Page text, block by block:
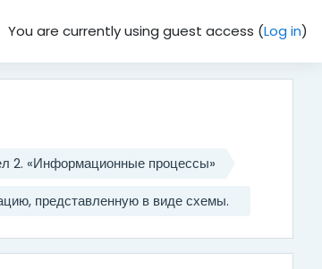
You are currently using guest access (Log in)
2. «Информационные процессы»
представленную в виде схемы.